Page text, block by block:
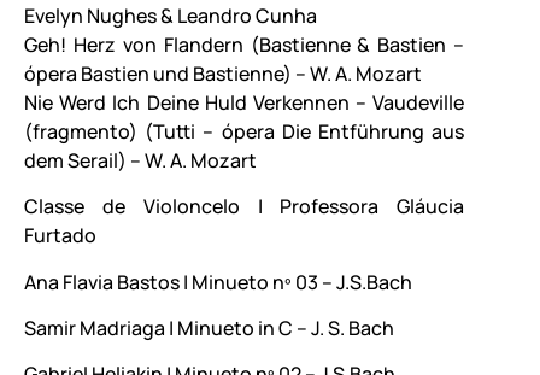
Evelyn Nughes & Leandro Cunha
Geh! Herz von Flandern (Bastienne & Bastien –
ópera Bastien und Bastienne) – W. A. Mozart
Nie Werd Ich Deine Huld Verkennen – Vaudeville
(fragmento) (Tutti – ópera Die Entführung aus
dem Serail) – W. A. Mozart
Classe de Violoncelo | Professora Gláucia
Furtado
Ana Flavia Bastos | Minueto nº 03 – J.S.Bach
Samir Madriaga | Minueto in C – J. S. Bach